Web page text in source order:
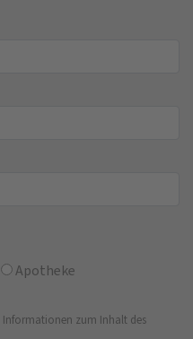
Apotheke
Informationen zum Inhalt des